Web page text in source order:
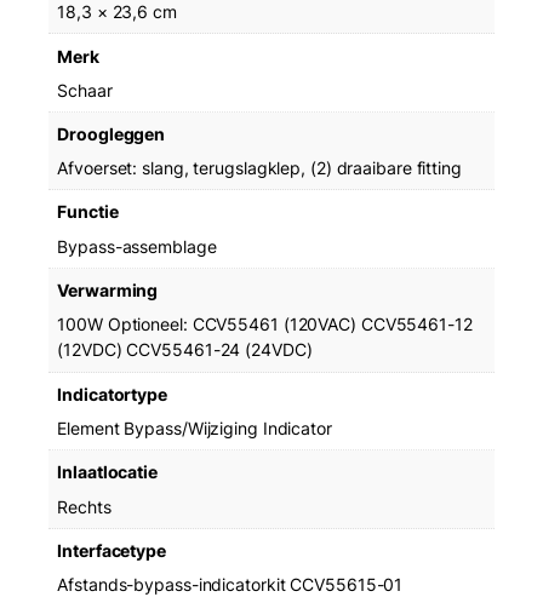
v
t
s
18,3 × 23,6 cm
Merk
Schaar
Droogleggen
Afvoerset: slang, terugslagklep, (2) draaibare fitting
Functie
Bypass-assemblage
Verwarming
100W Optioneel: CCV55461 (120VAC) CCV55461-12
(12VDC) CCV55461-24 (24VDC)
Indicatortype
Element Bypass/Wijziging Indicator
Inlaatlocatie
Rechts
Interfacetype
Afstands-bypass-indicatorkit CCV55615-01